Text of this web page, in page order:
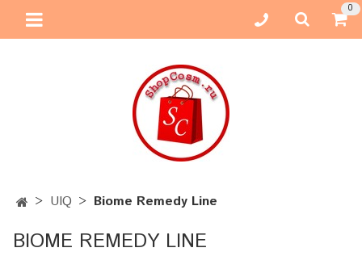
0
UIQ Biome Remedy Line
BIOME REMEDY LINE